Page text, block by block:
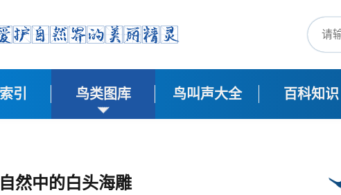
引 鸟类图库 鸟叫声大全 百科知识
然中的白头海雕